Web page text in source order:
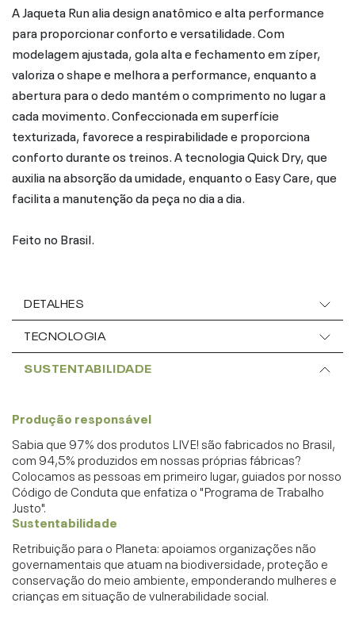
A Jaqueta Run alia design anatômico e alta performance
para proporcionar conforto e versatilidade. Com
modelagem ajustada, gola alta e fechamento em zíper,
valoriza o shape e melhora a performance, enquanto a
abertura para o dedo mantém o comprimento no lugar a
cada movimento. Confeccionada em superfície
texturizada, favorece a respirabilidade e proporciona
conforto durante os treinos. A tecnologia Quick Dry, que
auxilia na absorção da umidade, enquanto o Easy Care, que
facilita a manutenção da peça no dia a dia.
Feito no Brasil.
DETALHES
TECNOLOGIA
SUSTENTABILIDADE
Produção responsável
Sabia que 97% dos produtos LIVE! são fabricados no Brasil,
com 94,5% produzidos em nossas próprias fábricas?
Colocamos as pessoas em primeiro lugar, guiados por nosso
Código de Conduta que enfatiza o "Programa de Trabalho
Justo".
Sustentabilidade
Retribuição para o Planeta: apoiamos organizações não
governamentais que atuam na biodiversidade, proteção e
conservação do meio ambiente, emponderando mulheres e
crianças em situação de vulnerabilidade social.